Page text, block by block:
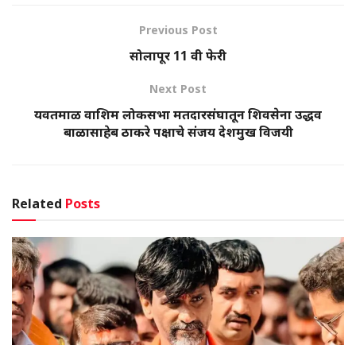
Previous Post
सोलापूर 11 वी फेरी
Next Post
यवतमाळ वाशिम लोकसभा मतदारसंघातून शिवसेना उद्धव
बाळासाहेब ठाकरे पक्षाचे संजय देशमुख विजयी
Related Posts